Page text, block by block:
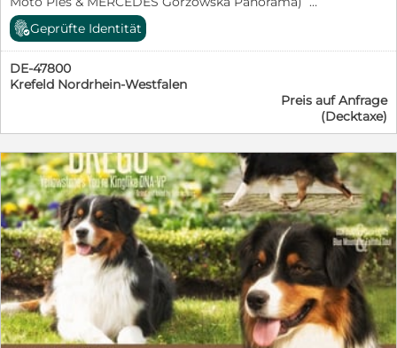
*07.09.2015 Red Tri Augen Amber ASCA / FCI 52525
Heinsberg Deutschland / Germany Lange Rute 54cm
29kg Button Ears Health results
######################### HD: A2 ED: 0
MDR1: (+/-) HSF4: (+/+) CEA: (+/+) PRA: (+/+) DM: (+/+)
NCL: (+/+) MH: (+/+) Eyes: free Korrektes Gebiss COI:
15,33% Mehr Info #########################
https://www.yellowstoneaussies.de/forrest-gump-
sunrise-aussies-horatio
######################### Horatio steht
geeigneten ASCA und FCI Hündinnen als Deckrüde zur
Verfügung. Jennifer Walter & Mirko D. Walter
Kreuzbergstr.44 47800 Krefeld
info@yellowstoneaussies.de
www.YellowstoneAussies.de
Geprüfte Identität
DE-47800
Krefeld Nordrhein-Westfalen
Preis auf Anfrage
(Decktaxe)